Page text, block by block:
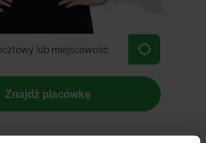
Znajdź placówkę